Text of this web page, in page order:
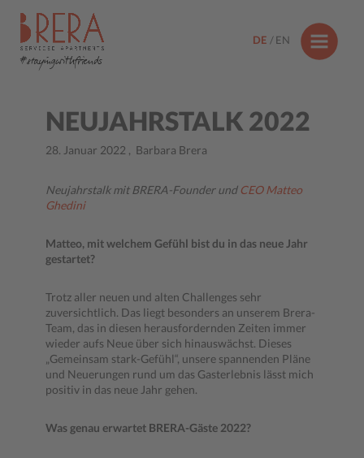
#stayingwithfriends
DE EN
NEUJAHRSTALK 2022
28. Januar 2022 , Barbara Brera
Neujahrstalk mit BRERA-Founder und CEO Matteo
Ghedini
Matteo, mit welchem Gefühl bist du in das neue Jahr
gestartet?
Trotz aller neuen und alten Challenges sehr
zuversichtlich. Das liegt besonders an unserem Brera-
Team, das in diesen herausfordernden Zeiten immer
wieder aufs Neue über sich hinauswächst. Dieses
„Gemeinsam stark-Gefühl“, unsere spannenden Pläne
und Neuerungen rund um das Gasterlebnis lässt mich
positiv in das neue Jahr gehen.
Was genau erwartet BRERA-Gäste 2022?